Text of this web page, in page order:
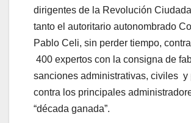
dirigentes de la Revolución
tanto el autoritario autonombrado
Pablo Celi, sin perder tiempo,
400 expertos con la consigna de
sanciones administrativas, civiles y
contra los principales
“década ganada”.